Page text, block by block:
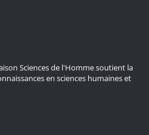
Sciences de l'Homme soutient la
en sciences humaines et